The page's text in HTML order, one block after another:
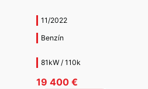
11/2022
Benzín
81kW / 110k
19 400 €